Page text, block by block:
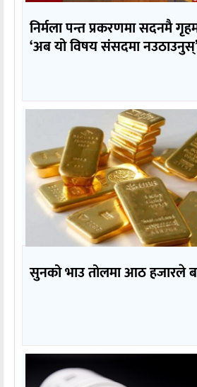
निर्मला पन्त प्रकरणमा सदनमै
‘अब यो विषय संसदमा नउठाउनुस्’
सुनको भाउ तोलमा आठ हजारले